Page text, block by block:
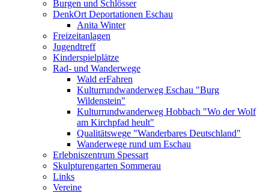
Burgen und Schlösser
DenkOrt Deportationen Eschau
Anita Winter
Freizeitanlagen
Jugendtreff
Kinderspielplätze
Rad- und Wanderwege
Wald erFahren
Kulturrundwanderweg Eschau "Burg
Wildenstein"
Kulturrundwanderweg Hobbach "Wo der Wolf
am Kirchpfad heult"
Qualitätswege "Wanderbares Deutschland"
Wanderwege rund um Eschau
Erlebniszentrum Spessart
Skulpturengarten Sommerau
Links
Vereine